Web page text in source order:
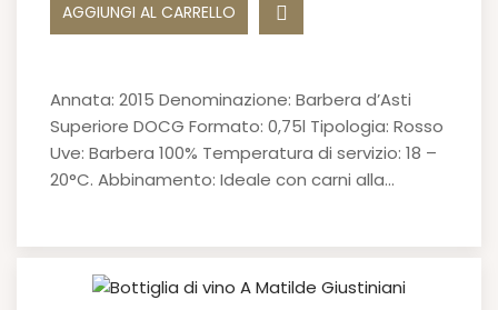
AGGIUNGI AL CARRELLO
Annata: 2015 Denominazione: Barbera d’Asti
Superiore DOCG Formato: 0,75l Tipologia: Rosso
Uve: Barbera 100% Temperatura di servizio: 18 –
20°C. Abbinamento: Ideale con carni alla…